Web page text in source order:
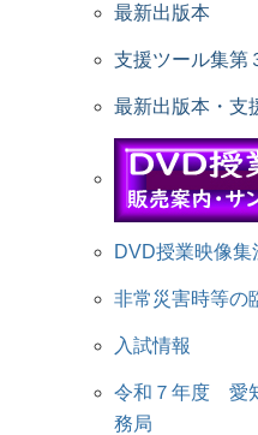
最新出版本
支援ツール集第
最新出版本・支
DVD授業映像集
非常災害時等の
入試情報
令和７年度 愛
務局